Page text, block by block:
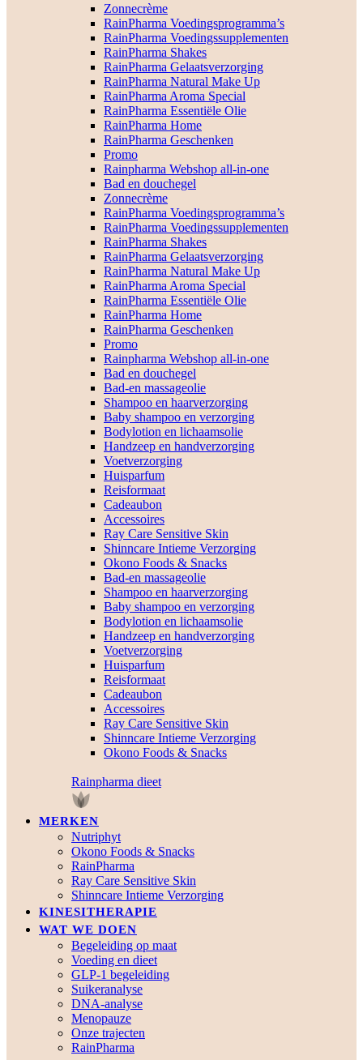
Zonnecrème
RainPharma Voedingsprogramma’s
RainPharma Voedingssupplementen
RainPharma Shakes
RainPharma Gelaatsverzorging
RainPharma Natural Make Up
RainPharma Aroma Special
RainPharma Essentiële Olie
RainPharma Home
RainPharma Geschenken
Promo
Rainpharma Webshop all-in-one
Bad en douchegel
Zonnecrème
RainPharma Voedingsprogramma’s
RainPharma Voedingssupplementen
RainPharma Shakes
RainPharma Gelaatsverzorging
RainPharma Natural Make Up
RainPharma Aroma Special
RainPharma Essentiële Olie
RainPharma Home
RainPharma Geschenken
Promo
Rainpharma Webshop all-in-one
Bad en douchegel
Bad-en massageolie
Shampoo en haarverzorging
Baby shampoo en verzorging
Bodylotion en lichaamsolie
Handzeep en handverzorging
Voetverzorging
Huisparfum
Reisformaat
Cadeaubon
Accessoires
Ray Care Sensitive Skin
Shinncare Intieme Verzorging
Okono Foods & Snacks
Bad-en massageolie
Shampoo en haarverzorging
Baby shampoo en verzorging
Bodylotion en lichaamsolie
Handzeep en handverzorging
Voetverzorging
Huisparfum
Reisformaat
Cadeaubon
Accessoires
Ray Care Sensitive Skin
Shinncare Intieme Verzorging
Okono Foods & Snacks
Rainpharma dieet
MERKEN
Nutriphyt
Okono Foods & Snacks
RainPharma
Ray Care Sensitive Skin
Shinncare Intieme Verzorging
KINESITHERAPIE
WAT WE DOEN
Begeleiding op maat
Voeding en dieet
GLP-1 begeleiding
Suikeranalyse
DNA-analyse
Menopauze
Onze trajecten
RainPharma